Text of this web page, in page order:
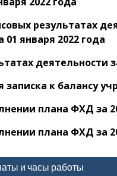
результатах
января 2022 года
деятельности
записка к балансу
плана ФХД за
плана ФХД за
и часы работы